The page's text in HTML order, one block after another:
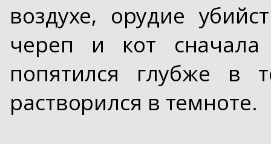
воздухе, орудие
череп и кот
попятился глубже в
растворился в темноте.